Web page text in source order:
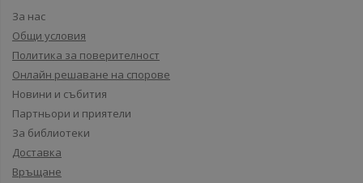
За нас
Общи условия
Политика за поверителност
Онлайн решаване на спорове
Новини и събития
Партньори и приятели
За библиотеки
Доставка
Връщане